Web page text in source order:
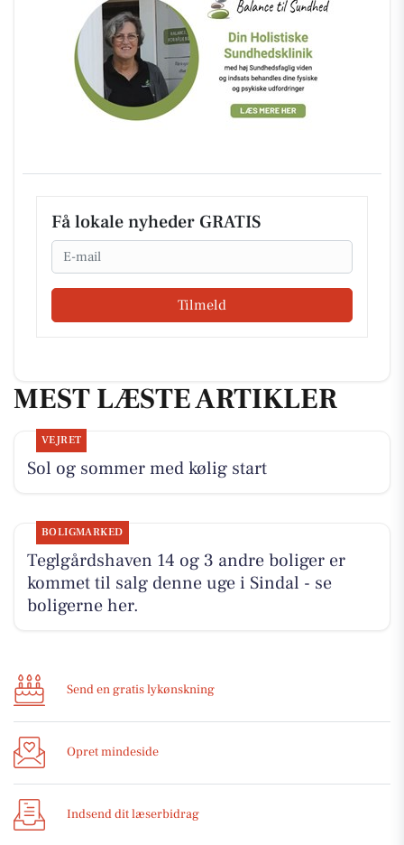
Få lokale nyheder GRATIS
Email
Tilmeld
MEST LÆSTE ARTIKLER
VEJRET
Sol og sommer med kølig start
BOLIGMARKED
Teglgårdshaven 14 og 3 andre boliger er
kommet til salg denne uge i Sindal - se
boligerne her.
Send en gratis lykønskning
Opret mindeside
Indsend dit læserbidrag